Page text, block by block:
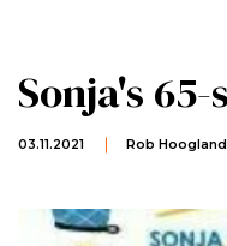
Sonja's
03.11.2021 Rob Hoogland